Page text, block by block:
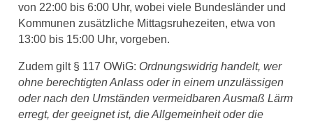
von 22:00 bis 6:00 Uhr, wobei viele Bundesländer und
Kommunen zusätzliche Mittagsruhezeiten, etwa von
13:00 bis 15:00 Uhr, vorgeben.
Zudem gilt § 117 OWiG: Ordnungswidrig handelt, wer
ohne berechtigten Anlass oder in einem unzulässigen
oder nach den Umständen vermeidbaren Ausmaß Lärm
erregt, der geeignet ist, die Allgemeinheit oder die